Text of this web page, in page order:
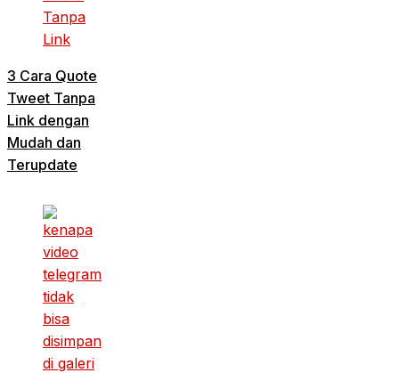
3 Cara Quote
Tweet Tanpa
Link dengan
Mudah dan
Terupdate